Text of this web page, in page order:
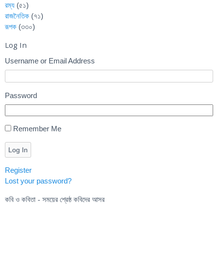
রম্য (৫১)
রাজনৈতিক (৭১)
রূপক (৩৩০)
Log In
Username or Email Address
Password
Remember Me
Log In
Register
Lost your password?
কবি ও কবিতা - সময়ের শ্রেষ্ঠ কবিদের আসর